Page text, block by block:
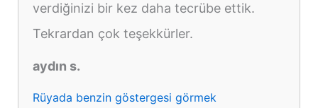
verdiğinizi bir kez daha tecrübe ettik.
Tekrardan çok teşekkürler.
aydın s.
Rüyada benzin göstergesi görmek